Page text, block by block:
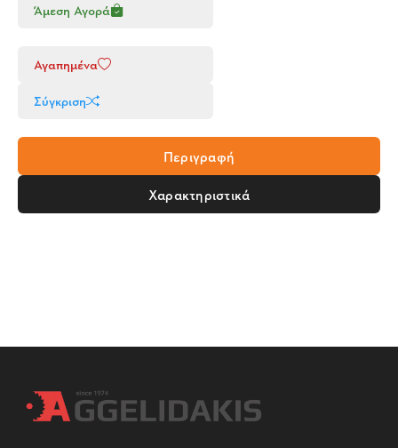
Άμεση Αγορά
Αγαπημένα
Σύγκριση
Περιγραφή
Χαρακτηριστικά